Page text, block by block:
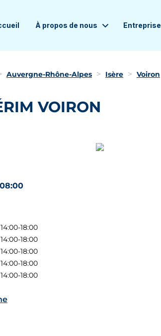
À propos de nous Entreprise
Auvergne-Rhône-Alpes Isère Voiron
VOIRON
14:00-18:00
14:00-18:00
14:00-18:00
14:00-18:00
14:00-18:00